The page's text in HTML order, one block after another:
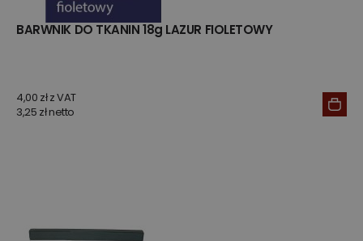
BARWNIK DO TKANIN 18g LAZUR FIOLETOWY
4,00 zł z VAT
3,25 zł netto